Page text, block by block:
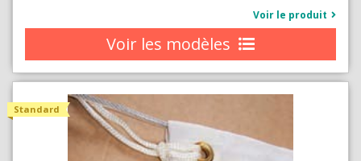
Voir le produit
Voir les modèles
Standard